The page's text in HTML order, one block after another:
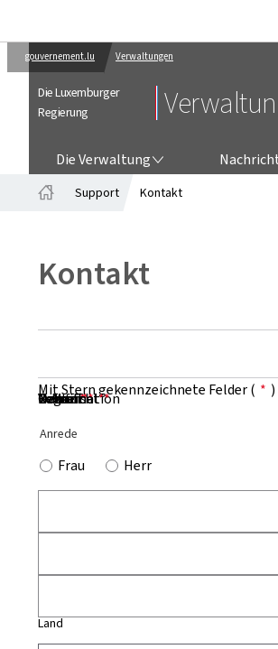
gouvernement.lu Verwaltungen
Die Luxemburger
Regierung
Die Verwaltung
Support Kontakt
Kontakt
Mit Stern gekennzeichnete Felder ( *
Anrede
Frau Herr
Vorname *
Name *
Organisation
Land
E-Mail *
Telefon
Betreff *
Nachricht *